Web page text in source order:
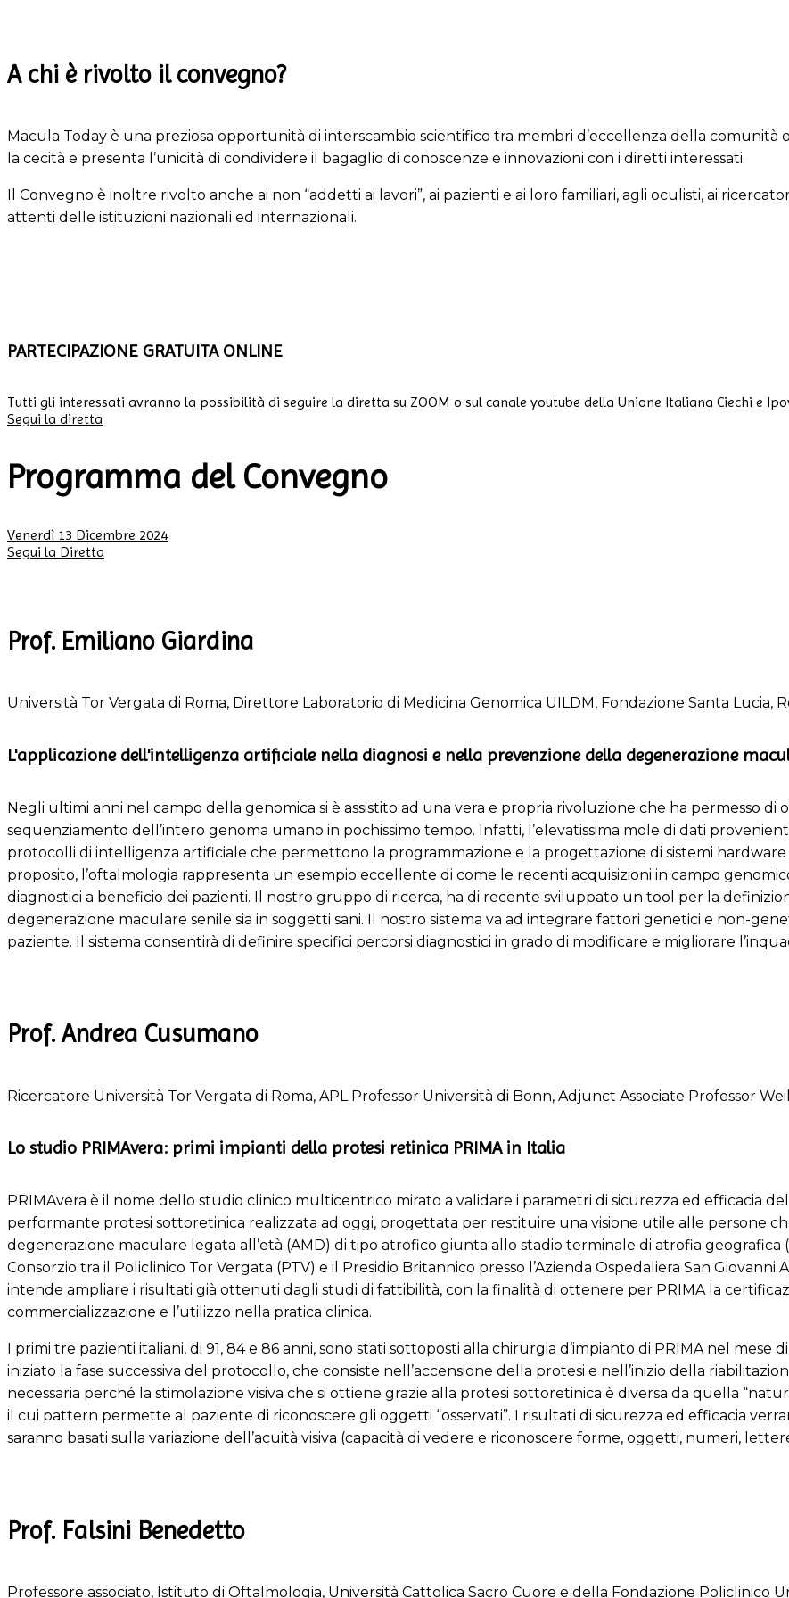
A chi è rivolto il convegno?
Macula Today è una preziosa opportunità di interscambio scientifico tra membri d’eccellenza della
la cecità e presenta l’unicità di condividere il bagaglio di conoscenze e innovazioni con i diretti interessati.
Il Convegno è inoltre rivolto anche ai non “addetti ai lavori”, ai pazienti e ai loro familiari, agli oculisti, ai
attenti delle istituzioni nazionali ed internazionali.
PARTECIPAZIONE GRATUITA ONLINE
Tutti gli interessati avranno la possibilità di seguire la diretta su ZOOM o sul canale youtube della Unione Italiana Ciechi e
Segui la diretta
Programma del Convegno
Venerdì 13 Dicembre 2024
Segui la Diretta
Prof. Emiliano Giardina
Università Tor Vergata di Roma, Direttore Laboratorio di Medicina Genomica UILDM, Fondazione Santa Lucia,
L'applicazione dell'intelligenza artificiale nella diagnosi e nella prevenzione della degenerazione
Negli ultimi anni nel campo della genomica si è assistito ad una vera e propria rivoluzione che ha permesso
sequenziamento dell’intero genoma umano in pochissimo tempo. Infatti, l’elevatissima mole di dati
protocolli di intelligenza artificiale che permettono la programmazione e la progettazione di sistemi hardware
proposito, l’oftalmologia rappresenta un esempio eccellente di come le recenti acquisizioni in campo
diagnostici a beneficio dei pazienti. Il nostro gruppo di ricerca, ha di recente sviluppato un tool per la
degenerazione maculare senile sia in soggetti sani. Il nostro sistema va ad integrare fattori genetici e non-
paziente. Il sistema consentirà di definire specifici percorsi diagnostici in grado di modificare e migliorare
Prof. Andrea Cusumano
Ricercatore Università Tor Vergata di Roma, APL Professor Università di Bonn, Adjunct Associate Professor
Lo studio PRIMAvera: primi impianti della protesi retinica PRIMA in Italia
PRIMAvera è il nome dello studio clinico multicentrico mirato a validare i parametri di sicurezza ed efficacia
performante protesi sottoretinica realizzata ad oggi, progettata per restituire una visione utile alle persone
degenerazione maculare legata all’età (AMD) di tipo atrofico giunta allo stadio terminale di atrofia geografica
Consorzio tra il Policlinico Tor Vergata (PTV) e il Presidio Britannico presso l’Azienda Ospedaliera San
intende ampliare i risultati già ottenuti dagli studi di fattibilità, con la finalità di ottenere per PRIMA la
commercializzazione e l’utilizzo nella pratica clinica.
I primi tre pazienti italiani, di 91, 84 e 86 anni, sono stati sottoposti alla chirurgia d’impianto di PRIMA nel
iniziato la fase successiva del protocollo, che consiste nell’accensione della protesi e nell’inizio della
necessaria perché la stimolazione visiva che si ottiene grazie alla protesi sottoretinica è diversa da quella
il cui pattern permette al paziente di riconoscere gli oggetti “osservati”. I risultati di sicurezza ed efficacia
saranno basati sulla variazione dell’acuità visiva (capacità di vedere e riconoscere forme, oggetti, numeri,
Prof. Falsini Benedetto
Professore associato, Istituto di Oftalmologia, Università Cattolica Sacro Cuore e della Fondazione Policlinico